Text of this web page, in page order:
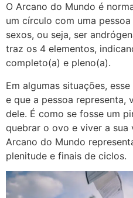
O Arcano do Mundo é
um círculo com uma
sexos, ou seja, ser
traz os 4 elementos,
completo(a) e pleno(a).
Em algumas situações,
e que a pessoa representa,
dele. É como se fosse um
quebrar o ovo e viver a sua
Arcano do Mundo
plenitude e finais de ciclos.